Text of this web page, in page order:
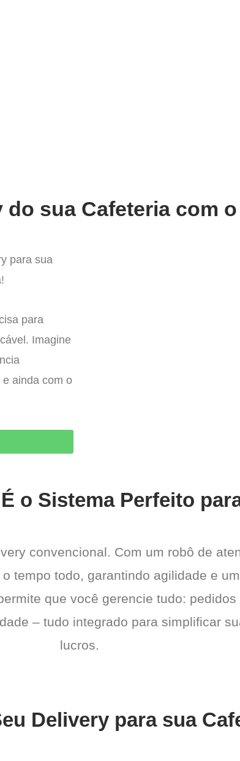
sua Cafeteria com
para sua
para
Imagine
ainda com o
o Sistema Perfeito
convencional. Com um robô de
tempo todo, garantindo agilidade e
que você gerencie tudo:
– tudo integrado para simplificar
lucros.
Delivery para sua